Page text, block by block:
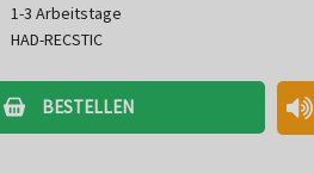
1-3 Arbeitstage
HAD-RECSTIC
BESTELLEN